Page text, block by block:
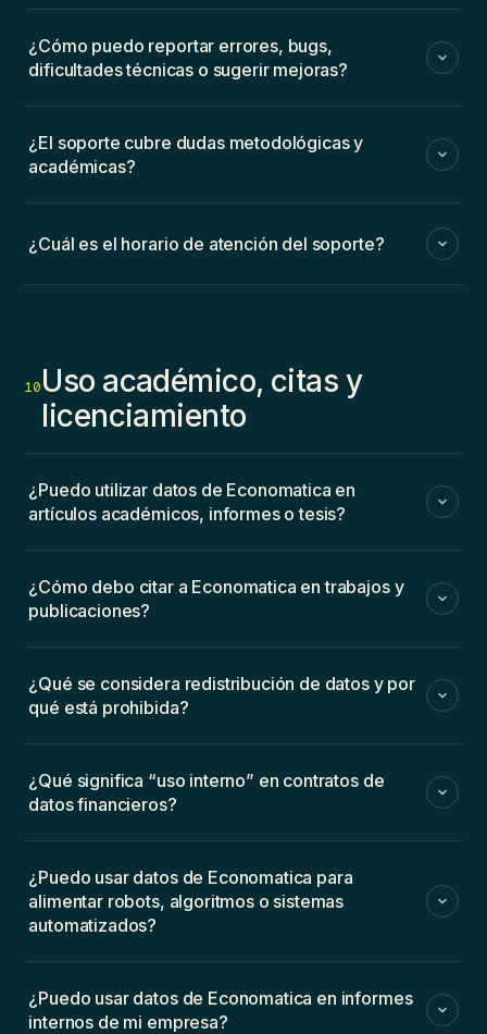
¿Cómo puedo reportar errores, bugs,
dificultades técnicas o sugerir mejoras?
¿El soporte cubre dudas metodológicas y
académicas?
¿Cuál es el horario de atención del soporte?
10Uso académico, citas y
licenciamiento
¿Puedo utilizar datos de Economatica en
artículos académicos, informes o tesis?
¿Cómo debo citar a Economatica en trabajos y
publicaciones?
¿Qué se considera redistribución de datos y por
qué está prohibida?
¿Qué significa “uso interno” en contratos de
datos financieros?
¿Puedo usar datos de Economatica para
alimentar robots, algoritmos o sistemas
automatizados?
¿Puedo usar datos de Economatica en informes
internos de mi empresa?